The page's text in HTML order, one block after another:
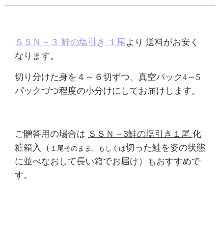
ＳＳＮ－３ 鮭の塩引き １尾 より 送料がお安く
なります。
切り分けた身を４～６切ずつ、真空パック4～5
パックづつ程度の小分けにしてお届けします。
ご贈答用の場合は ＳＳＮ－3鮭の塩引き１尾 化
粧箱入（ １尾そのまま、もしくは切った鮭を姿の状態
に並べなおして長い箱でお届け）もおすすめで
す。